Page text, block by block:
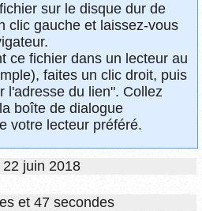
sur le disque dur de
clic gauche et laissez-vous
ce fichier dans un lecteur au
faites un clic droit, puis
l'adresse du lien". Collez
boîte de dialogue
votre lecteur préféré.
juin 2018
et 47 secondes